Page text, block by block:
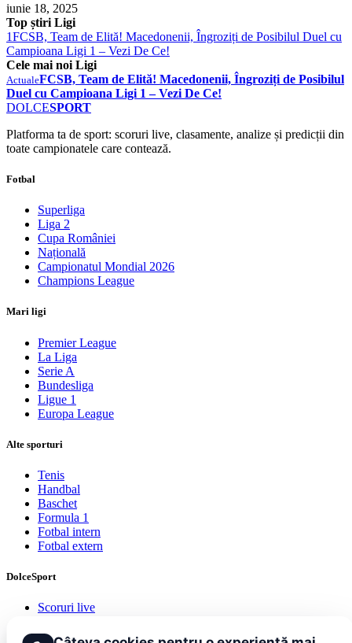
iunie 18, 2025
Top știri Ligi
1FCSB, Team de Elită! Macedonenii, Îngroziți de Posibilul Duel cu
Campioana Ligi 1 – Vezi De Ce!
Cele mai noi Ligi
ActualeFCSB, Team de Elită! Macedonenii, Îngroziți de Posibilul
Duel cu Campioana Ligi 1 – Vezi De Ce!
DOLCESPORT
Platforma ta de sport: scoruri live, clasamente, analize și predicții din
toate campionatele care contează.
Fotbal
Superliga
Liga 2
Cupa României
Națională
Campionatul Mondial 2026
Champions League
Mari ligi
Premier League
La Liga
Serie A
Bundesliga
Ligue 1
Europa League
Alte sporturi
Tenis
Handbal
Baschet
Formula 1
Fotbal intern
Fotbal extern
DolceSport
Scoruri live
Publicitate